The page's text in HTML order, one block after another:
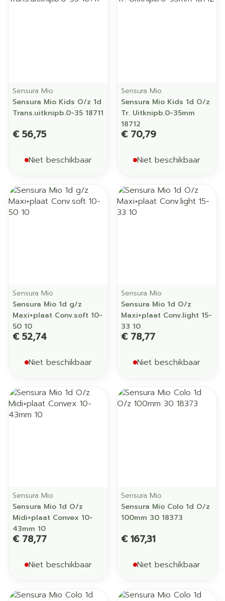
Sensura Mio
Sensura Mio Kids O/z 1d
Trans.uitknipb.0-35 18711
€ 56,75
Niet beschikbaar
Sensura Mio
Sensura Mio Kids 1d O/z
Tr. Uitknipb.0-35mm
18712
€ 70,79
Niet beschikbaar
Sensura Mio
Sensura Mio 1d g/z
Maxi+plaat Conv.soft 10-
50 10
€ 52,74
Niet beschikbaar
Sensura Mio
Sensura Mio 1d O/z
Maxi+plaat Conv.light 15-
33 10
€ 78,77
Niet beschikbaar
Sensura Mio
Sensura Mio 1d O/z
Midi+plaat Convex 10-
43mm 10
€ 78,77
Niet beschikbaar
Sensura Mio
Sensura Mio Colo 1d O/z
100mm 30 18373
€ 167,31
Niet beschikbaar